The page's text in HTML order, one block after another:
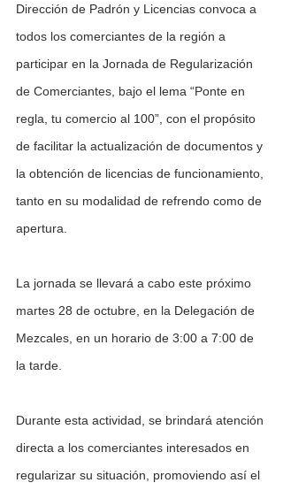
Dirección de Padrón y Licencias convoca a
todos los comerciantes de la región a
participar en la Jornada de Regularización
de Comerciantes, bajo el lema “Ponte en
regla, tu comercio al 100”, con el propósito
de facilitar la actualización de documentos y
la obtención de licencias de funcionamiento,
tanto en su modalidad de refrendo como de
apertura.
La jornada se llevará a cabo este próximo
martes 28 de octubre, en la Delegación de
Mezcales, en un horario de 3:00 a 7:00 de
la tarde.
Durante esta actividad, se brindará atención
directa a los comerciantes interesados en
regularizar su situación, promoviendo así el